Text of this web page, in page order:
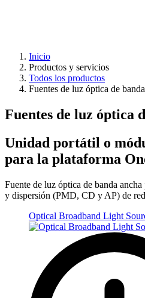
Inicio
Productos y servicios
Todos los productos
Fuentes de luz óptica de
Fuentes de luz óptica
Unidad portátil o
para la plataforma
Fuente de luz óptica de banda
y dispersión (PMD, CD y AP) de
Optical Broadband Light